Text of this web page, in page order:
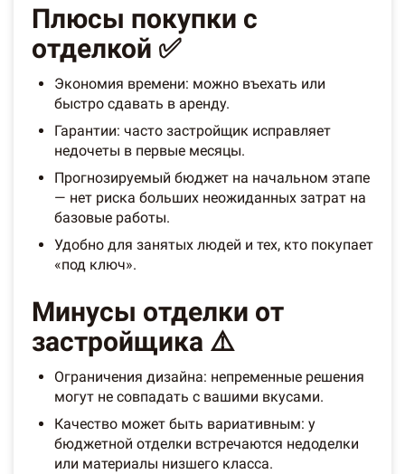
Плюсы покупки с
отделкой ✅
Экономия времени: можно въехать или
быстро сдавать в аренду.
Гарантии: часто застройщик исправляет
недочеты в первые месяцы.
Прогнозируемый бюджет на начальном этапе
— нет риска больших неожиданных затрат на
базовые работы.
Удобно для занятых людей и тех, кто покупает
«под ключ».
Минусы отделки от
застройщика ⚠️
Ограничения дизайна: непременные решения
могут не совпадать с вашими вкусами.
Качество может быть вариативным: у
бюджетной отделки встречаются недоделки
или материалы низшего класса.